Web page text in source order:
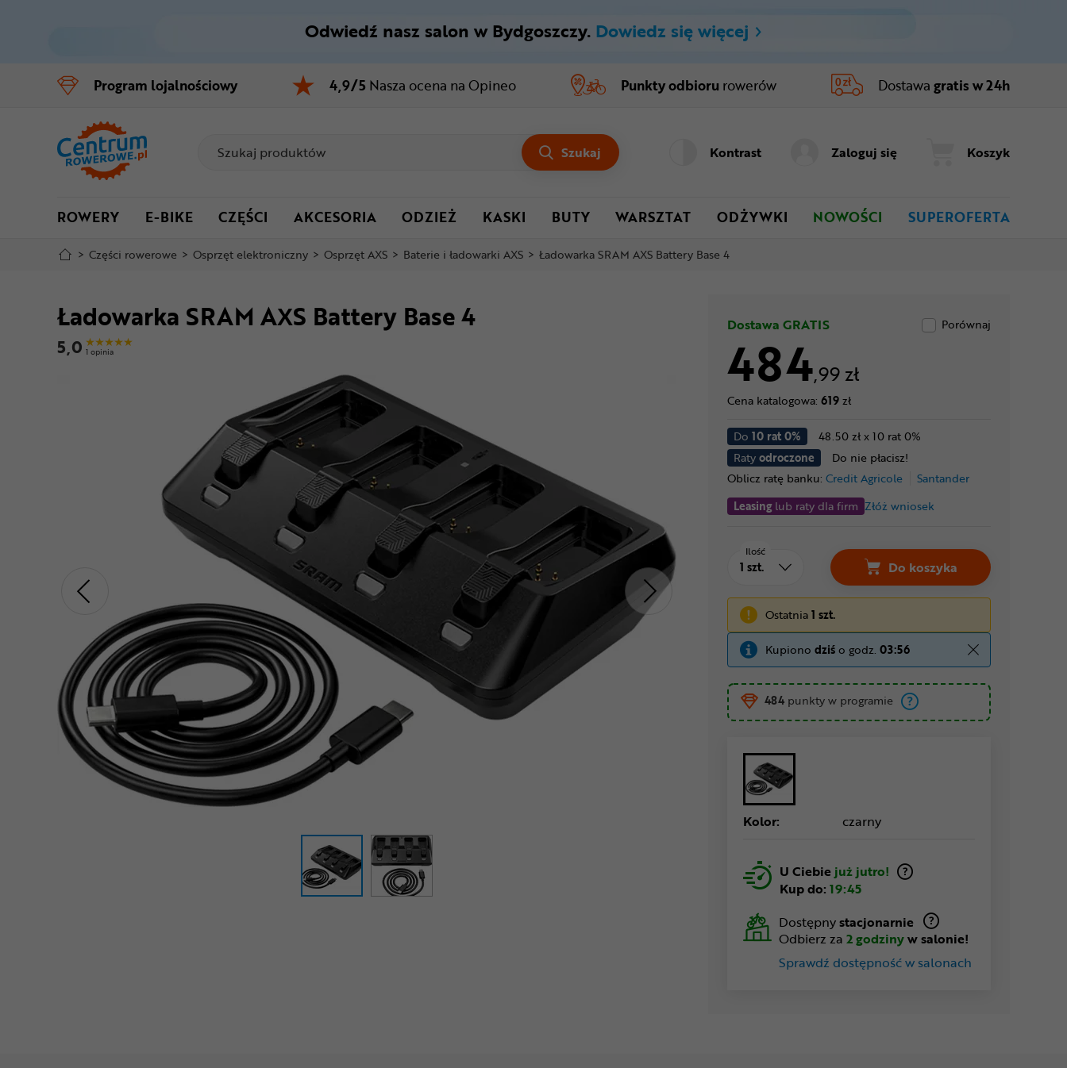
Menu główne
Informacje o produkcie
Do koszyka
Szczegółowe informacje
Mapa strony
Odwiedź nasz salon w Bydgoszczy. Dowiedz się więcej
Program lojalnościowy 4,9/5 Nasza ocena na Opineo Punkty odbioru rowerów Dostawa gratis w 24h
Szukaj Kontrast Zaloguj się Koszyk
ROWERY E-BIKE CZĘŚCI AKCESORIA ODZIEŻ KASKI BUTY WARSZTAT ODŻYWKI NOWOŚCI SUPEROFERTA
> Części rowerowe > Osprzęt elektroniczny > Osprzęt AXS > Baterie i ładowarki AXS > Ładowarka SRAM AXS Battery Base 4
Ładowarka SRAM AXS Battery Base 4
5,0 1 opinia
Dostawa GRATIS Porównaj
484,99 zł
Cena katalogowa: 619zł
Do 10 rat 0%
48.50 zł x 10 rat 0%
Ratyodroczone
Do nie płacisz!
Oblicz ratę banku: Credit Agricole
Santander
Leasinglub raty dla firm Złóż wniosek
Ilość
Do koszyka
Ostatnia1 szt.
Kupiono dziśo godz. 03:56
484 punkty w programie
Kolor: czarny
U Ciebie już jutro!
Kup do: 19:45
Dostępnystacjonarnie
Odbierz za 2 godzinyw salonie!
Sprawdź dostępność w salonach